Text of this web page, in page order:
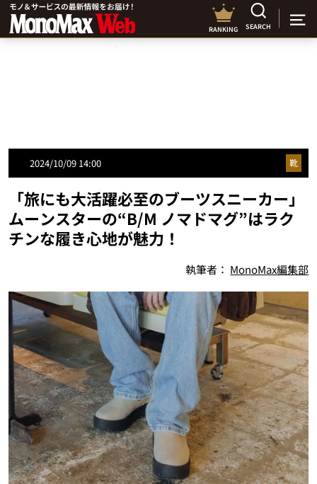
RANKING SEARCH
2024/10/09 14:00 靴
「旅にも大活躍必至のブーツスニーカー」
ムーンスターの“B/M ノマドマグ”はラク
チンな履き心地が魅力！
執筆者： MonoMax編集部